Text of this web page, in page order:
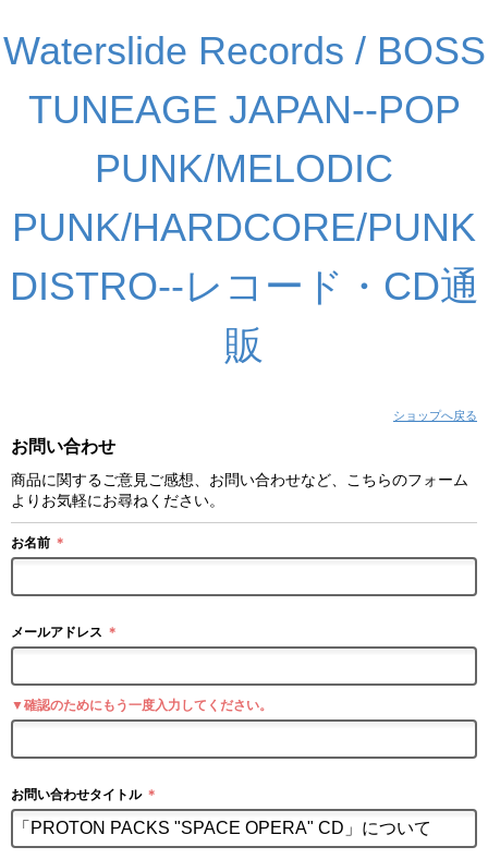
Waterslide Records / BOSS
TUNEAGE JAPAN--POP
PUNK/MELODIC
PUNK/HARDCORE/PUNK
DISTRO--レコード・CD通
販
ショップへ戻る
お問い合わせ
商品に関するご意見ご感想、お問い合わせなど、こちらのフォーム
よりお気軽にお尋ねください。
お名前 ＊
メールアドレス ＊
▼確認のためにもう一度入力してください。
お問い合わせタイトル ＊